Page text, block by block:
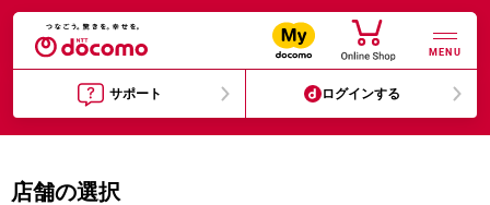
MENU
サポート ログインする
店舗の選択